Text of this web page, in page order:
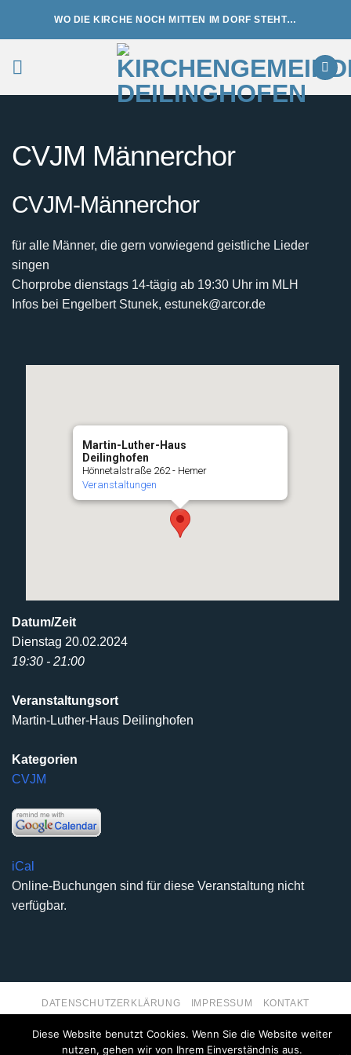
WO DIE KIRCHE NOCH MITTEN IM DORF STEHT…
CVJM Männerchor
CVJM-Männerchor
für alle Männer, die gern vorwiegend geistliche Lieder
singen
Chorprobe dienstags 14-tägig ab 19:30 Uhr im MLH
Infos bei Engelbert Stunek, estunek@arcor.de
Martin-Luther-Haus
Deilinghofen
Hönnetalstraße 262 - Hemer
Veranstaltungen
Datum/Zeit
Dienstag 20.02.2024
19:30 - 21:00
Veranstaltungsort
Martin-Luther-Haus Deilinghofen
Kategorien
CVJM
iCal
Online-Buchungen sind für diese Veranstaltung nicht
verfügbar.
DATENSCHUTZERKLÄRUNG IMPRESSUM KONTAKT
kleinzweidrei Kommunikationsdesign
Diese Website benutzt Cookies. Wenn Sie die Website weiter
nutzen, gehen wir von Ihrem Einverständnis aus.